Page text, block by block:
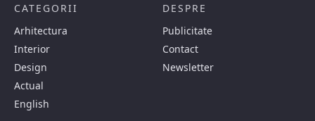
CATEGORII
Arhitectura
Interior
Design
Actual
English
DESPRE
Publicitate
Contact
Newsletter